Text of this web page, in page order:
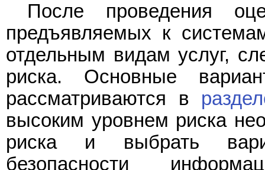
После проведения
предъявляемых к
отдельным видам услуг,
риска. Основные
рассматриваются в
высоким уровнем риска
риска и выбрать
безопасности